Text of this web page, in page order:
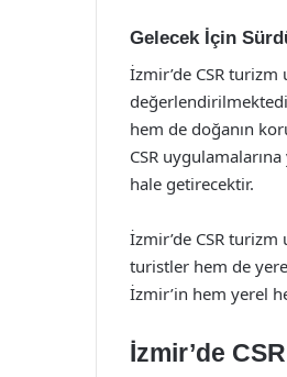
Gelecek İçin
İzmir’de CSR
hem de doğanın
CSR
hale getirecektir.
İzmir’de CSR
turistler hem de
İzmir’in hem yerel
İzmir’de